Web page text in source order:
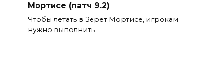
Мортисе (патч 9.2)
Чтобы летать в Зерет Мортисе, игрокам
нужно выполнить